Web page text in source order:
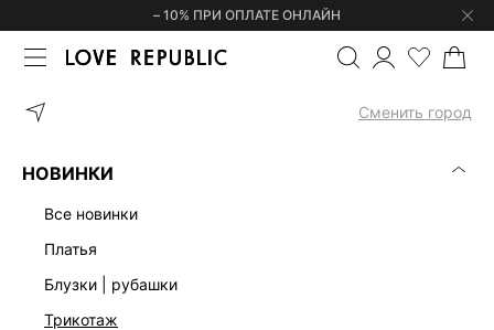
– 10% ПРИ ОПЛАТЕ ОНЛАЙН
Сменить город
НОВИНКИ
все новинки
платья
блузки | рубашки
трикотаж
ГЛАВНАЯ ПЛАТЬЕ С ВЫРЕЗОМ НА СПИНЕ